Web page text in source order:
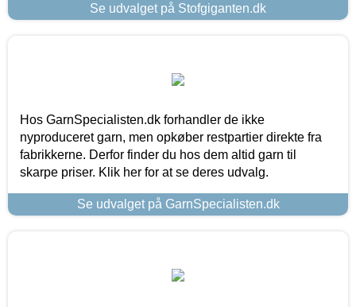
Se udvalget på Stofgiganten.dk
Hos GarnSpecialisten.dk forhandler de ikke
nyproduceret garn, men opkøber restpartier direkte fra
fabrikkerne. Derfor finder du hos dem altid garn til
skarpe priser. Klik her for at se deres udvalg.
Se udvalget på GarnSpecialisten.dk